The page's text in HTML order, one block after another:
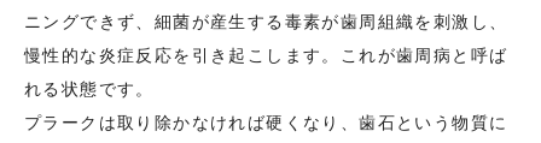
ニングできず、細菌が産生する毒素が歯周組織を刺激し、
慢性的な炎症反応を引き起こします。これが歯周病と呼ば
れる状態です。
プラークは取り除かなければ硬くなり、歯石という物質に